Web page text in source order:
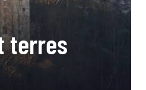
terres